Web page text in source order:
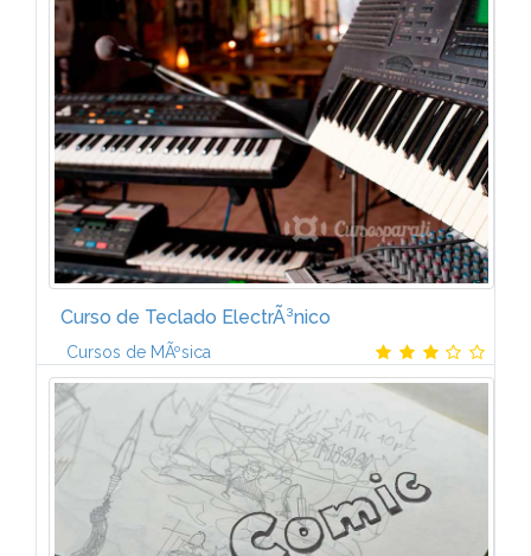
La creatividad. Objetivos del diseÃ±o. Tipos de
diseÃ±o. Fases del proyecto grÃ¡fico. Calidad en el
sector grÃ¡fico.
Curso de Teclado ElectrÃ³nico
Cursos de MÃºsica
Hemos preparado dos tipos de ejercicios prÃ¡cticos:
los que harÃ¡s con tu teclado, siguiendo las
instrucciones de tu profesor, y unos "Tests de
AudiciÃ³n" que escucharÃ¡s en los...